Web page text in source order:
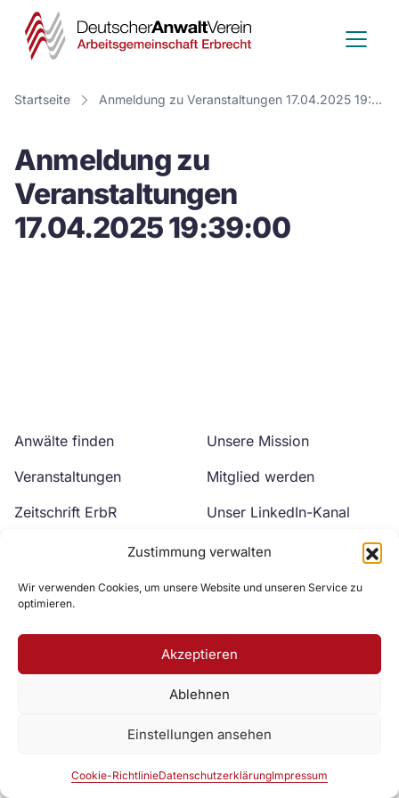
Zustimmung verwalten
Wir verwenden Cookies, um unsere Website und unseren Service zu
optimieren.
Akzeptieren
Ablehnen
Einstellungen ansehen
Cookie-RichtlinieDatenschutzerklärungImpressum
Deutscher
Anwalt
Verein
Startseite Anmeldung zu Veranstaltungen 17.04.2025 19:39:00
Anmeldung zu
Veranstaltungen
17.04.2025 19:39:00
Anwälte finden
Veranstaltungen
Zeitschrift ErbR
Unsere Mission
Mitglied werden
Unser LinkedIn-Kanal
Unser YouTube-Kanal
Zur DAV Webseite